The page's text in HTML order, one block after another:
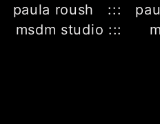
paula roush :::
msdm studio :::